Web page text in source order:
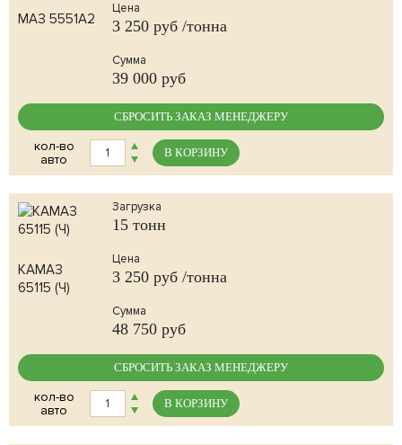
МАЗ 5551А2
Цена
3 250 руб /тонна
Сумма
39 000 руб
СБРОСИТЬ ЗАКАЗ МЕНЕДЖЕРУ
кол-во
авто
В КОРЗИНУ
КАМАЗ
65115 (Ч)
Загрузка
15 тонн
Цена
3 250 руб /тонна
Сумма
48 750 руб
СБРОСИТЬ ЗАКАЗ МЕНЕДЖЕРУ
кол-во
авто
В КОРЗИНУ